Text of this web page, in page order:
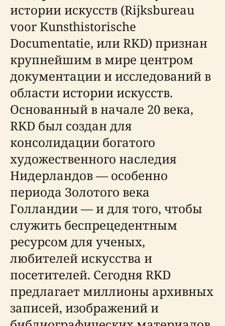
истории искусств (Rijksbureau
voor Kunsthistorische
Documentatie, или RKD) признан
крупнейшим в мире центром
документации и исследований в
области истории искусств.
Основанный в начале 20 века,
RKD был создан для
консолидации богатого
художественного наследия
Нидерландов — особенно
периода Золотого века
Голландии — и для того, чтобы
служить беспрецедентным
ресурсом для ученых,
любителей искусства и
посетителей. Сегодня RKD
предлагает миллионы архивных
записей, изображений и